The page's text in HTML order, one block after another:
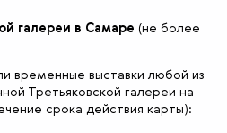
галереи в Самаре (не более
временные выставки любой из
Третьяковской галереи на
срока действия карты):